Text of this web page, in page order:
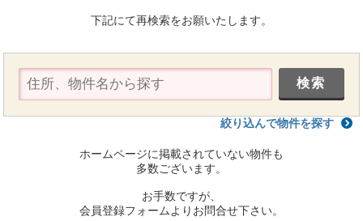
下記にて再検索をお願いたします。
絞り込んで物件を探す
ホームページに掲載されていない物件も
多数ございます。
お手数ですが、
会員登録フォームよりお問合せ下さい。